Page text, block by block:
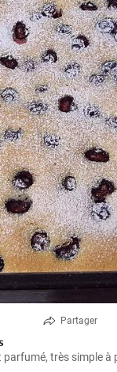
Partager
parfumé, très simple à